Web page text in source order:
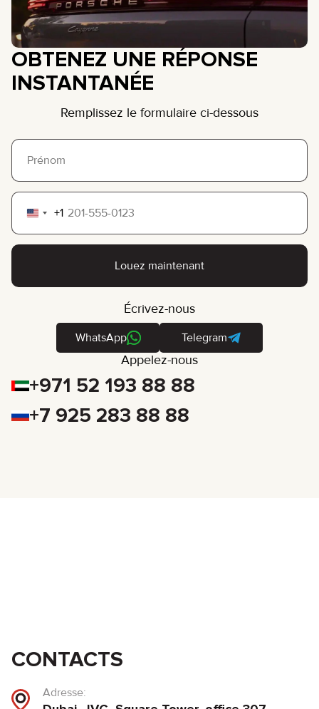
OBTENEZ UNE RÉPONSE
INSTANTANÉE
Remplissez le formulaire ci-dessous
United +1
Louez maintenant
Écrivez-nous
WhatsApp Telegram
Appelez-nous
+971 52 193 88 88
+7 925 283 88 88
CONTACTS
Adresse: